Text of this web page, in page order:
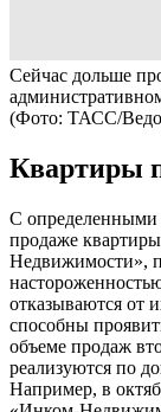
Сейчас дольше
(Фото: ТАСС/
Квартиры
С определенными
продаже
Недвижимости»,
отказываются от
способны
объеме продаж
реализуются по
Например, в